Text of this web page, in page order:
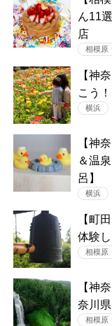
ん11
店
相模原
【神
こう
横浜
【神
＆温
呂】
横浜
【町
体験
相模原
【神
奈川
相模原